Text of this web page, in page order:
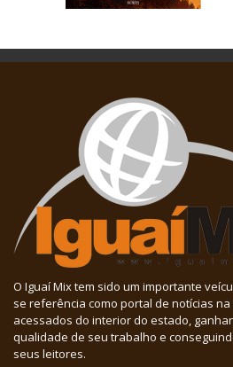
O Iguaí Mix tem sido um importante
se referência como portal de notícias na
acessados do interior do estado,
qualidade de seu trabalho e
seus leitores.